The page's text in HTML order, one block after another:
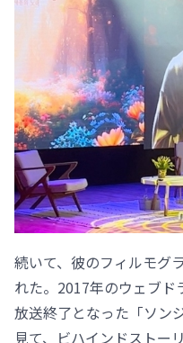
続いて、彼のフィルモグ
れた。2017年のウェブド
放送終了となった「ソン
見て、ビハインドストー